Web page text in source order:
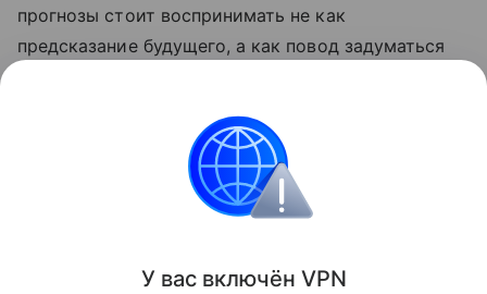
прогнозы стоит воспринимать не как
предсказание будущего, а как повод задуматься
ещё предстоит решить.
Поделиться
У вас включён VPN